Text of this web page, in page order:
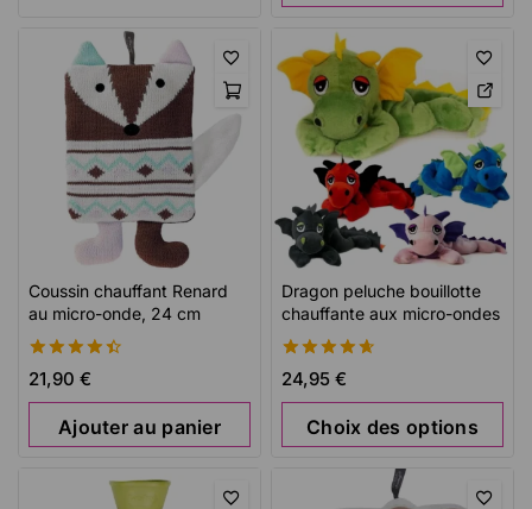
Coussin chauffant Renard
au micro-onde, 24 cm
4.51
de 5
21,90 €
Ajouter au panier
Dragon peluche bouillotte
chauffante aux micro-ondes
4.69
de 5
24,95 €
Choix des options